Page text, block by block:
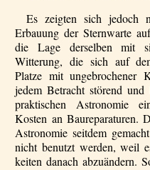
Es zeigten sich jedoch
Erbauung der Sternwarte
die Lage derselben mit
Witterung, die sich auf
Platze mit ungebrochener
jedem Betracht störend
praktischen Astronomie
Kosten an Baureparaturen.
Astronomie seitdem
nicht benutzt werden, weil
keiten danach abzuändern.